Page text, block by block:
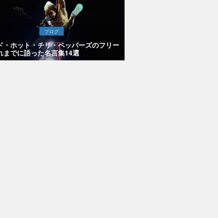
ブログ
・ホット・チリ・ペッパーズのフリー
までに語った名言集14選